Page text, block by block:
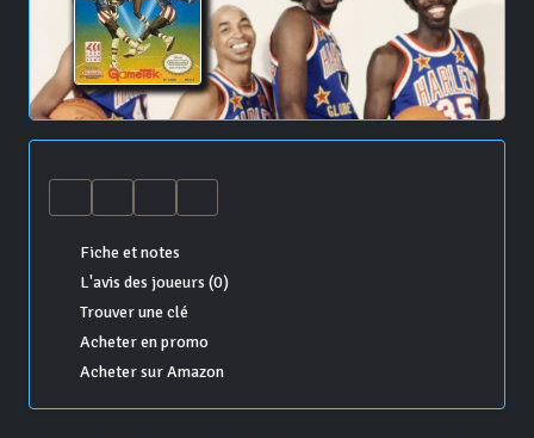
Fiche et notes
L'avis des joueurs (0)
Trouver une clé
Acheter en promo
Acheter sur Amazon